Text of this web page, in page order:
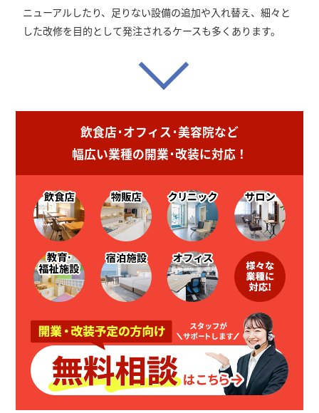
ニューアルしたり、足りない設備の追加や入れ替え、細々と
した改修を目的として発注されるケースも多くあります。
飲食店･オフィス･美容院など
幅広い業種の開業･改装に対応！